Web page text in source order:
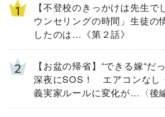
【不登校のきっかけは先生で
ウンセリングの時間」生徒の
したのは…《第２話》
【お盆の帰省】“できる嫁“だ
深夜にSOS！ エアコンなし
義実家ルールに変化が…〈後編